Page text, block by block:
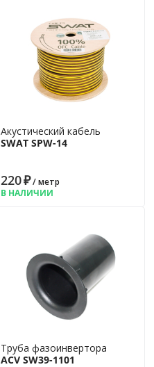
Акустический кабель
SWAT SPW-14
220₽/ метр
В НАЛИЧИИ
Труба фазоинвертора
ACV SW39-1101